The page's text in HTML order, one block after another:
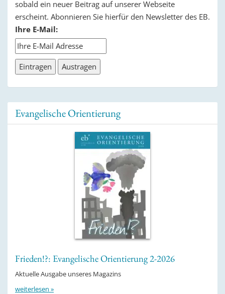
sobald ein neuer Beitrag auf unserer Webseite
erscheint. Abonnieren Sie hierfür den Newsletter des EB.
Ihre E-Mail:
Evangelische Orientierung
Frieden!?: Evangelische Orientierung 2-2026
Aktuelle Ausgabe unseres Magazins
weiterlesen »